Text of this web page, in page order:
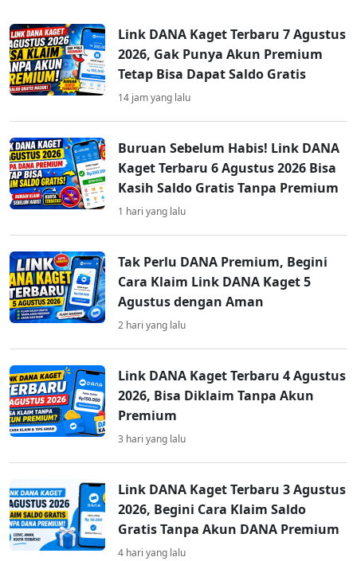
Link DANA Kaget Terbaru 7 Agustus
2026, Gak Punya Akun Premium
Tetap Bisa Dapat Saldo Gratis
14 jam yang lalu
Buruan Sebelum Habis! Link DANA
Kaget Terbaru 6 Agustus 2026 Bisa
Kasih Saldo Gratis Tanpa Premium
1 hari yang lalu
Tak Perlu DANA Premium, Begini
Cara Klaim Link DANA Kaget 5
Agustus dengan Aman
2 hari yang lalu
Link DANA Kaget Terbaru 4 Agustus
2026, Bisa Diklaim Tanpa Akun
Premium
3 hari yang lalu
Link DANA Kaget Terbaru 3 Agustus
2026, Begini Cara Klaim Saldo
Gratis Tanpa Akun DANA Premium
4 hari yang lalu